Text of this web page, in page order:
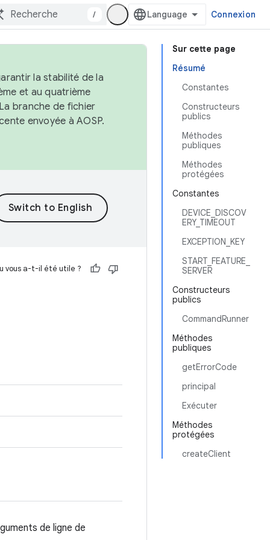
/ Connexion
Sur cette page
Résumé
Constantes
Constructeurs
publics
Méthodes
publiques
Méthodes
protégées
Constantes
DEVICE_DISCOV
ERY_TIMEOUT
EXCEPTION_KEY
START_FEATURE_
SERVER
Constructeurs
publics
CommandRunner
Méthodes
publiques
getErrorCode
principal
Exécuter
Méthodes
protégées
createClient
la stabilité de la
et au quatrième
branche de fichier
envoyée à AOSP.
vous a-t-il été utile ?
de ligne de